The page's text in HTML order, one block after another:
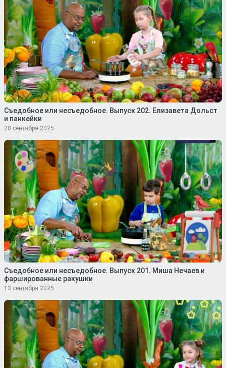
Съедобное или несъедобное. Выпуск 202. Елизавета Дольст
и панкейки
20 сентября 2025
Съедобное или несъедобное. Выпуск 201. Миша Нечаев и
фаршированные ракушки
13 сентября 2025